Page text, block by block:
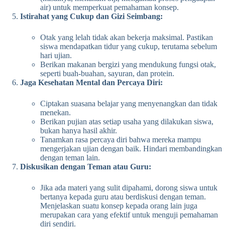
air) untuk memperkuat pemahaman konsep.
Istirahat yang Cukup dan Gizi Seimbang:
Otak yang lelah tidak akan bekerja maksimal. Pastikan
siswa mendapatkan tidur yang cukup, terutama sebelum
hari ujian.
Berikan makanan bergizi yang mendukung fungsi otak,
seperti buah-buahan, sayuran, dan protein.
Jaga Kesehatan Mental dan Percaya Diri:
Ciptakan suasana belajar yang menyenangkan dan tidak
menekan.
Berikan pujian atas setiap usaha yang dilakukan siswa,
bukan hanya hasil akhir.
Tanamkan rasa percaya diri bahwa mereka mampu
mengerjakan ujian dengan baik. Hindari membandingkan
dengan teman lain.
Diskusikan dengan Teman atau Guru:
Jika ada materi yang sulit dipahami, dorong siswa untuk
bertanya kepada guru atau berdiskusi dengan teman.
Menjelaskan suatu konsep kepada orang lain juga
merupakan cara yang efektif untuk menguji pemahaman
diri sendiri.